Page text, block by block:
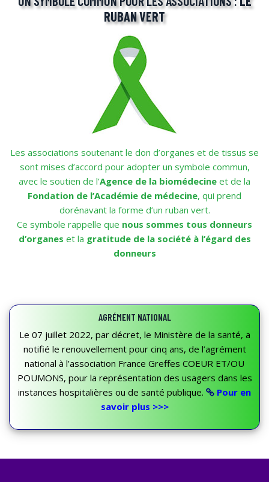
RUBAN VERT
Les associations soutenant le don d’organes et de tissus se
sont mises d’accord pour adopter un symbole commun,
avec le soutien de l’Agence de la biomédecine et de la
Fondation de l’Académie de médecine, qui prend
dorénavant la forme d’un ruban vert.
Ce symbole rappelle que nous sommes tous donneurs
d’organes et la gratitude de la société à l’égard des
donneurs
AGRÉMENT NATIONAL
Le 07 juillet 2022, par décret, le Ministère de la santé, a
notifié le renouvellement pour cinq ans, de l’agrément
national à l’association France Greffes COEUR ET/OU
POUMONS, pour la représentation des usagers dans les
instances hospitalières ou de santé publique.
Pour en
savoir plus >>>